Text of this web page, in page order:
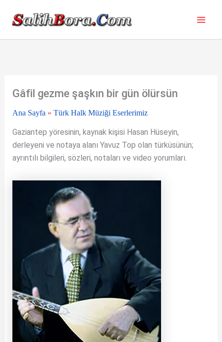
Gâfil gezme şaşkın bir gün ölürsün
Ana Sayfa » Türk Halk Müziği Eserlerimiz
Gaziantep yöresinin, kaynak kişisi Hasan Hüseyin,
derleyeni ve notaya alanı Yavuz Top olan türküsünün;
ayrıntılı bilgileri, sözleri, notaları ve video yorumları.